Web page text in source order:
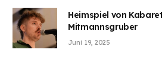
Heimspiel von
Mitmannsgruber
Juni 19, 2025